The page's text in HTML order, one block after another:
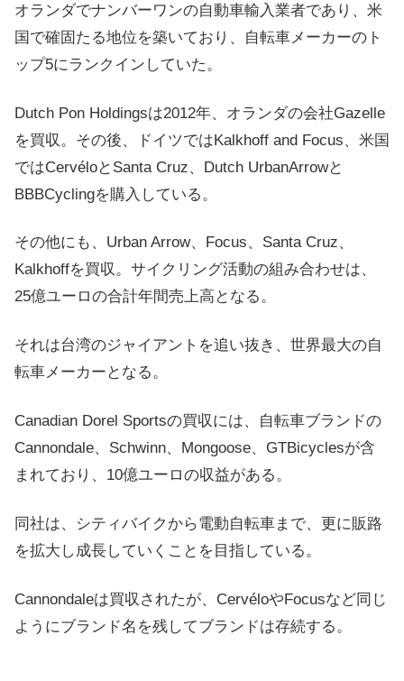
オランダでナンバーワンの自動車輸入業者であり、米
国で確固たる地位を築いており、自転車メーカーのト
ップ5にランクインしていた。
Dutch Pon Holdingsは2012年、オランダの会社Gazelle
を買収。その後、ドイツではKalkhoff and Focus、米国
ではCervéloとSanta Cruz、Dutch UrbanArrowと
BBBCyclingを購入している。
その他にも、Urban Arrow、Focus、Santa Cruz、
Kalkhoffを買収。サイクリング活動の組み合わせは、
25億ユーロの合計年間売上高となる。
それは台湾のジャイアントを追い抜き、世界最大の自
転車メーカーとなる。
Canadian Dorel Sportsの買収には、自転車ブランドの
Cannondale、Schwinn、Mongoose、GTBicyclesが含
まれており、10億ユーロの収益がある。
同社は、シティバイクから電動自転車まで、更に販路
を拡大し成長していくことを目指している。
Cannondaleは買収されたが、CervéloやFocusなど同じ
ようにブランド名を残してブランドは存続する。